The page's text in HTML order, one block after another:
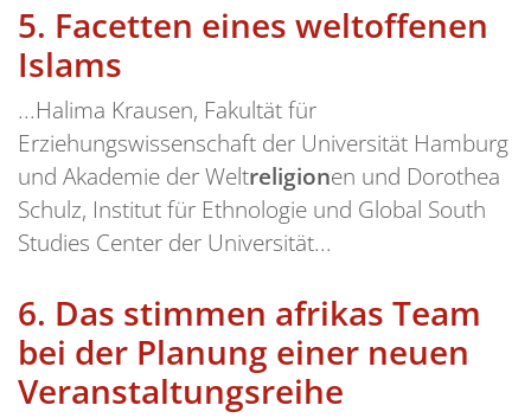
5. Facetten eines weltoffenen
Islams
...Halima Krausen, Fakultät für
Erziehungswissenschaft der Universität Hamburg
und Akademie der Weltreligionen und Dorothea
Schulz, Institut für Ethnologie und Global South
Studies Center der Universität...
6. Das stimmen afrikas Team
bei der Planung einer neuen
Veranstaltungsreihe